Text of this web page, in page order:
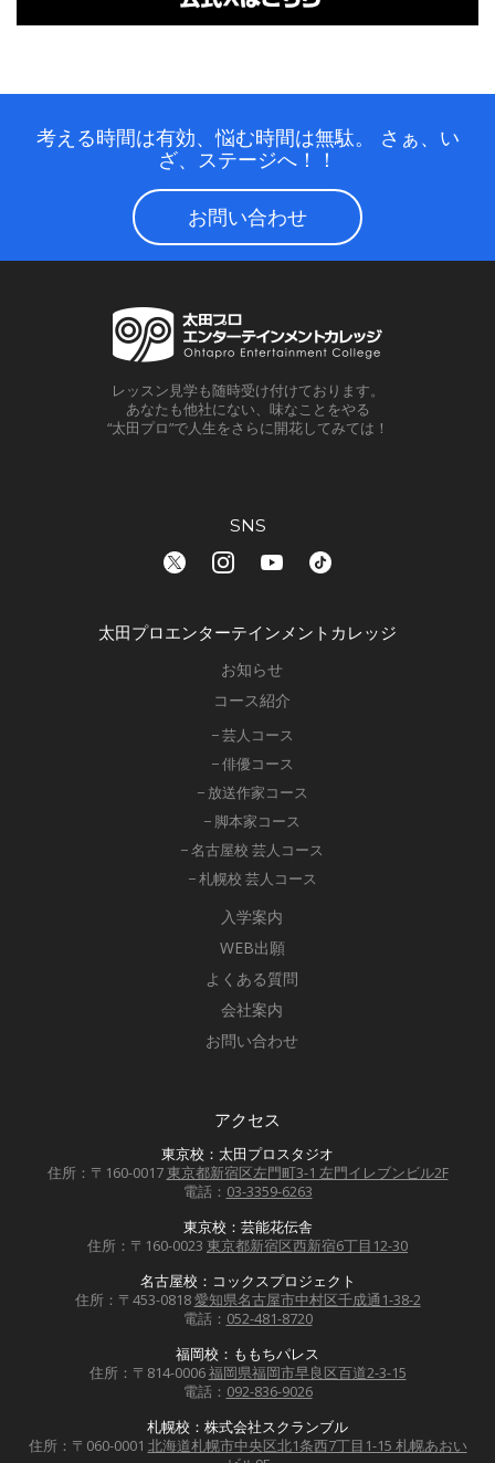
考える時間は有効、悩む時間は無駄。
さぁ、い
ざ、ステージへ！！
お問い合わせ
レッスン見学も随時受け付けております。
あなたも他社にない、味なことをやる
“太田プロ”で人生をさらに開花してみては！
SNS
太田プロエンターテインメントカレッジ
お知らせ
コース紹介
− 芸人コース
− 俳優コース
− 放送作家コース
− 脚本家コース
− 名古屋校 芸人コース
− 札幌校 芸人コース
入学案内
WEB出願
よくある質問
会社案内
お問い合わせ
アクセス
東京校：太田プロスタジオ
住所：〒160-0017東京都新宿区左門町3-1 左門イレブンビル2F
電話： 03-3359-6263
東京校：芸能花伝舎
住所：〒160-0023 東京都新宿区西新宿6丁目12-30
名古屋校：コックスプロジェクト
住所：〒453-0818愛知県名古屋市中村区千成通1-38-2
電話： 052-481-8720
福岡校：ももちパレス
住所：〒814-0006福岡県福岡市早良区百道2-3-15
電話： 092-836-9026
札幌校：株式会社スクランブル
住所：〒060-0001 北海道札幌市中央区北1条西7丁目1-15 札幌あおい